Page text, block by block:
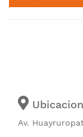
Av.